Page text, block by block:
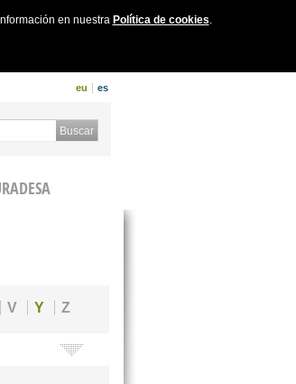
en nuestra Política de cookies.
eu es
V Y Z